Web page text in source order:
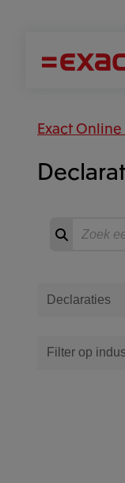
Exact
Zoeken
Start
Filter Apps
Filter op
Filter op